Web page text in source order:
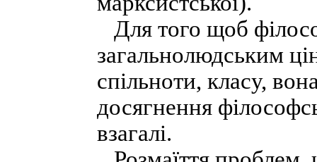
Для того щоб
загальнолюдським
спільноти, класу,
досягнення
взагалі.